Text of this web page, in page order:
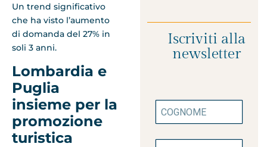
Un trend significativo
che ha visto l’aumento
di domanda del 27% in
soli 3 anni.
Lombardia e
Puglia
insieme per la
promozione
turistica
Iscriviti alla
newsletter